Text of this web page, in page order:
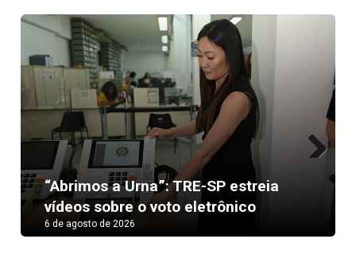
“Abrimos a Urna”: TRE-SP estreia
vídeos sobre o voto eletrônico
6 de agosto de 2026